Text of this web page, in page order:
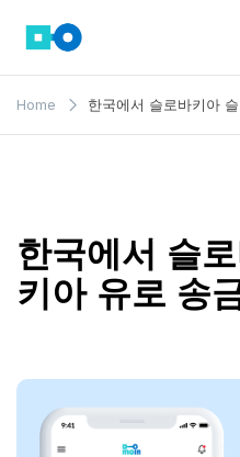
content
모인 해
외송금
Home 한국에서 슬로바키아
한국에서 슬
키아 유로 송